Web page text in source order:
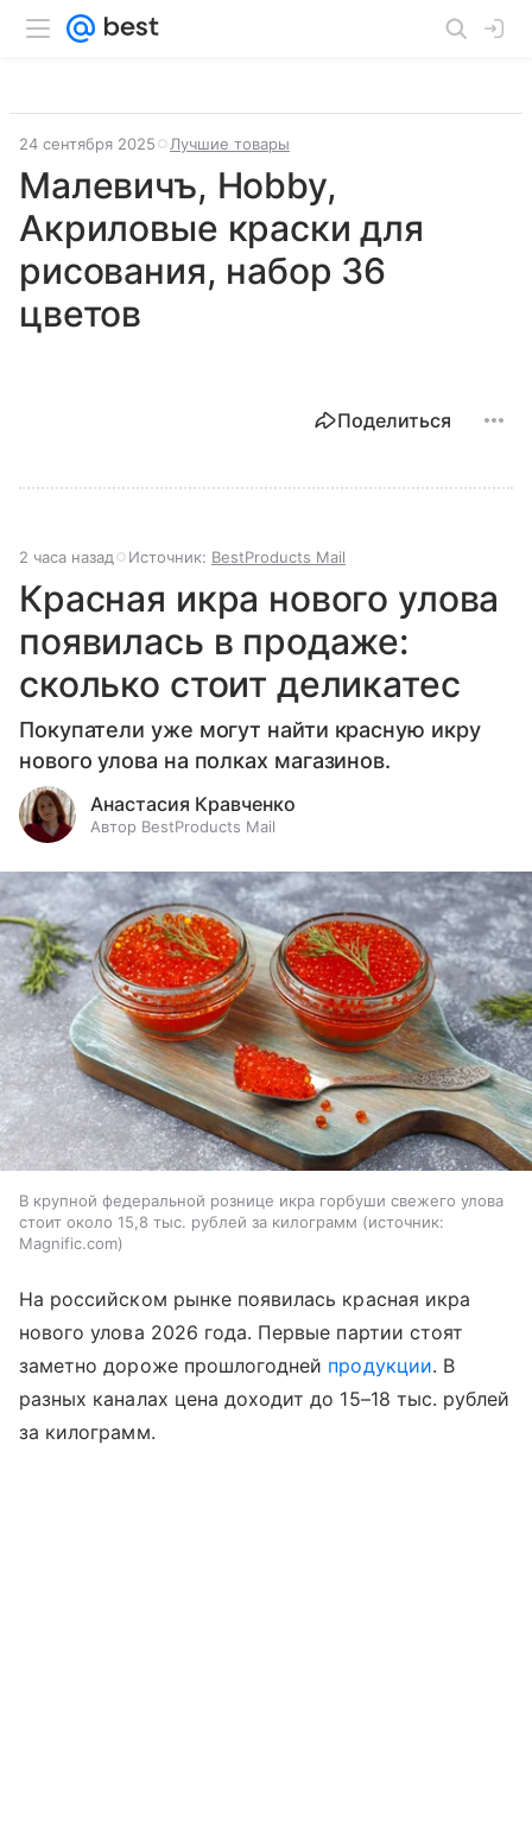
24 сентября 2025 Лучшие товары
Малевичъ, Hobby,
Акриловые краски для
рисования, набор 36
цветов
Поделиться
2 часа назад Источник: BestProducts Mail
Красная икра нового улова
появилась в продаже:
сколько стоит деликатес
Покупатели уже могут найти красную икру
нового улова на полках магазинов.
Анастасия Кравченко
Автор BestProducts Mail
В крупной федеральной рознице икра горбуши свежего улова
стоит около 15,8 тыс. рублей за килограмм
источник:
Magnific.com
На российском рынке появилась красная икра
нового улова 2026 года. Первые партии стоят
заметно дороже прошлогодней продукции. В
разных каналах цена доходит до 15–18 тыс. рублей
за килограмм.